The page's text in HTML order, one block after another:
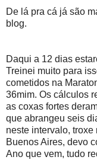
De lá pra cá já são
blog.
Daqui a 12 dias
Treinei muito para
cometidos na
36mim. Os cálculos
as coxas fortes
que abrangeu seis
neste intervalo,
Buenos Aires, devo
Ano que vem, tudo